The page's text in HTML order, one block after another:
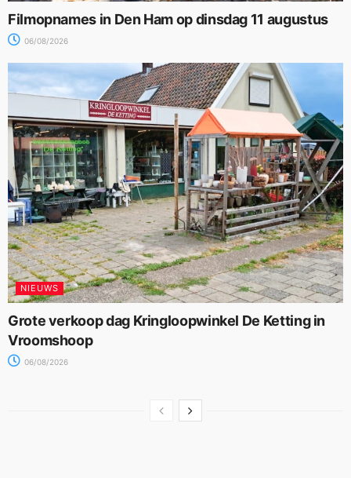
Filmopnames in Den Ham op dinsdag 11 augustus
06/08/2026
NIEUWS
Grote verkoop dag Kringloopwinkel De Ketting in
Vroomshoop
06/08/2026